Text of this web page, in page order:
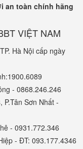
an toàn chính hãng
VIỆT NAM
Hà Nội cấp ngày
- 0868.246.246
Sơn Nhất -
- 0931.772.346
- ĐT: 093.177.4346